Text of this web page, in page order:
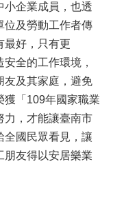
小企業成員，也透
位及勞動工作者傳
最好，只有更
全的工作環境，
友及其家庭，避免
獲「109年國家職業
力，才能讓臺南市
全國民眾看見，讓
朋友得以安居樂業